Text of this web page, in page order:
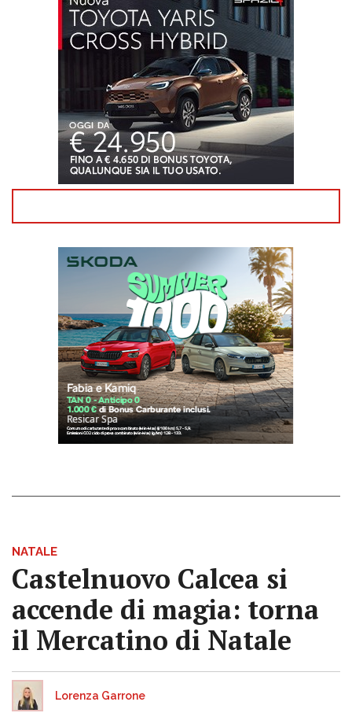
NATALE
Castelnuovo Calcea si
accende di magia: torna
il Mercatino di Natale
Lorenza Garrone